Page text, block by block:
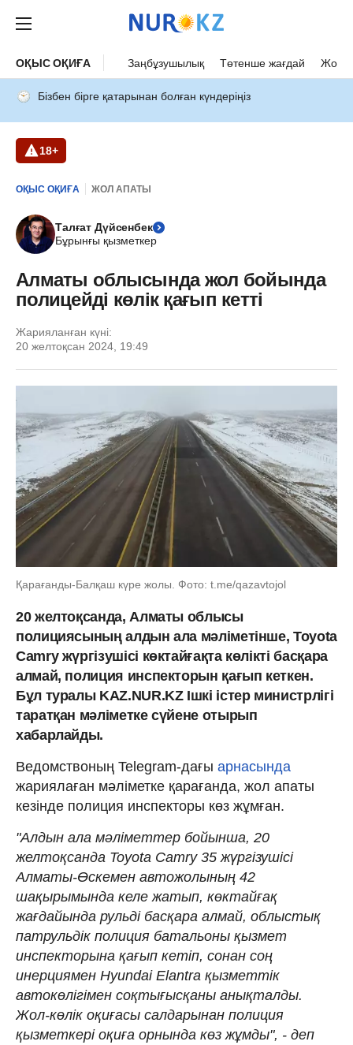
ОҚЫС ОҚИҒА Заңбұзушылық Төтенше жағдай Жол
Бізбен бірге қатарынан болған күндеріңіз
18+
ОҚЫС ОҚИҒА ЖОЛ АПАТЫ
Талғат Дүйсенбек
Бұрынғы қызметкер
Алматы облысында жол бойында
полицейді көлік қағып кетті
Жарияланған күні:
20 желтоқсан 2024, 19:49
Қарағанды-Балқаш күре жолы. Фото: t.me/qazavtojol
20 желтоқсанда, Алматы облысы
полициясының алдын ала мәліметінше, Toyota
Camry жүргізушісі көктайғақта көлікті басқара
алмай, полиция инспекторын қағып кеткен.
Бұл туралы KAZ.NUR.KZ Ішкі істер министрлігі
таратқан мәліметке сүйене отырып
хабарлайды.
Ведомствоның Telegram-дағы арнасында
жариялаған мәліметке қарағанда, жол апаты
кезінде полиция инспекторы көз жұмған.
"Алдын ала мәліметтер бойынша, 20
желтоқсанда Toyota Camry 35 жүргізушісі
Алматы-Өскемен автожолының 42
шақырымында келе жатып, көктайғақ
жағдайында рульді басқара алмай, облыстық
патрульдік полиция батальоны қызмет
инспекторына қағып кетіп, сонан соң
инерциямен Hyundai Elantra қызметтік
автокөлігімен соқтығысқаны анықталды.
Жол-көлік оқиғасы салдарынан полиция
қызметкері оқиға орнында көз жұмды", - деп